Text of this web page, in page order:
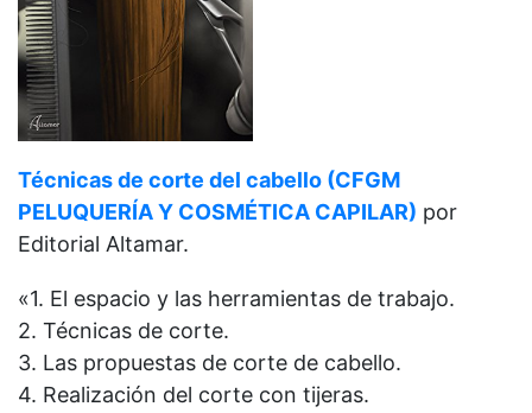
Técnicas de corte del cabello (CFGM
PELUQUERÍA Y COSMÉTICA CAPILAR) por
Editorial Altamar.
«1. El espacio y las herramientas de trabajo.
2. Técnicas de corte.
3. Las propuestas de corte de cabello.
4. Realización del corte con tijeras.